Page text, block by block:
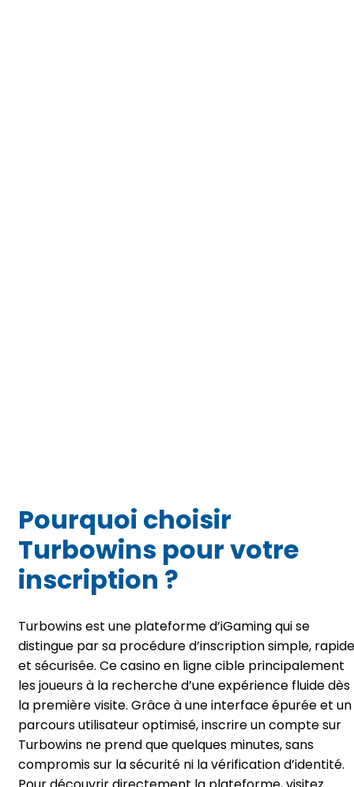
Pourquoi choisir
Turbowins pour votre
inscription ?
Turbowins est une plateforme d’iGaming qui se
distingue par sa procédure d’inscription simple, rapide
et sécurisée. Ce casino en ligne cible principalement
les joueurs à la recherche d’une expérience fluide dès
la première visite. Grâce à une interface épurée et un
parcours utilisateur optimisé, inscrire un compte sur
Turbowins ne prend que quelques minutes, sans
compromis sur la sécurité ni la vérification d’identité.